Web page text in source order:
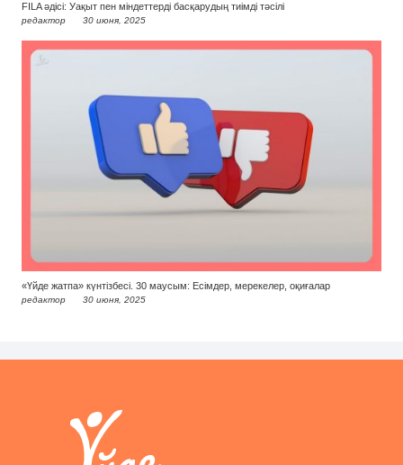
FILA әдісі: Уақыт пен міндеттерді басқарудың тиімді тәсілі
редактор 30 июня, 2025
«Үйде жатпа» күнтізбесі. 30 маусым: Есімдер, мерекелер, оқиғалар
редактор 30 июня, 2025